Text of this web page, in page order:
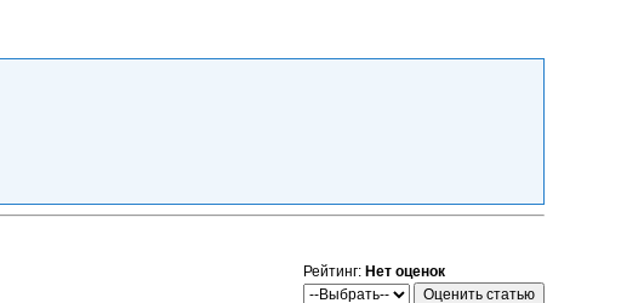
Рейтинг: Нет оценок